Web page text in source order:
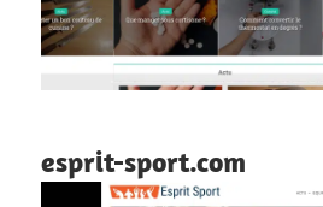
esprit-sport.com